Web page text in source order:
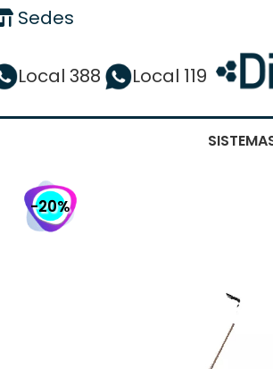
Sedes
Local 388 Local 119
-20%